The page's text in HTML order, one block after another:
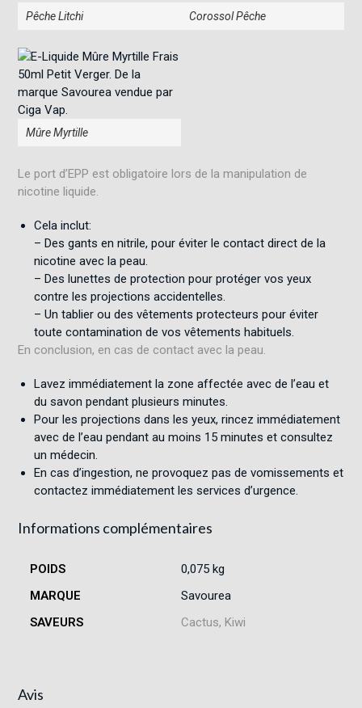
Pêche Litchi Corossol Pêche
Mûre Myrtille
Le port d’EPP est obligatoire lors de la manipulation de
nicotine liquide.
Cela inclut:
– Des gants en nitrile, pour éviter le contact direct de la
nicotine avec la peau.
– Des lunettes de protection pour protéger vos yeux
contre les projections accidentelles.
– Un tablier ou des vêtements protecteurs pour éviter
toute contamination de vos vêtements habituels.
En conclusion, en cas de contact avec la peau.
Lavez immédiatement la zone affectée avec de l’eau et
du savon pendant plusieurs minutes.
Pour les projections dans les yeux, rincez immédiatement
avec de l’eau pendant au moins 15 minutes et consultez
un médecin.
En cas d’ingestion, ne provoquez pas de vomissements et
contactez immédiatement les services d’urgence.
Informations complémentaires
POIDS
0,075 kg
MARQUE
Savourea
SAVEURS
Cactus, Kiwi
Avis